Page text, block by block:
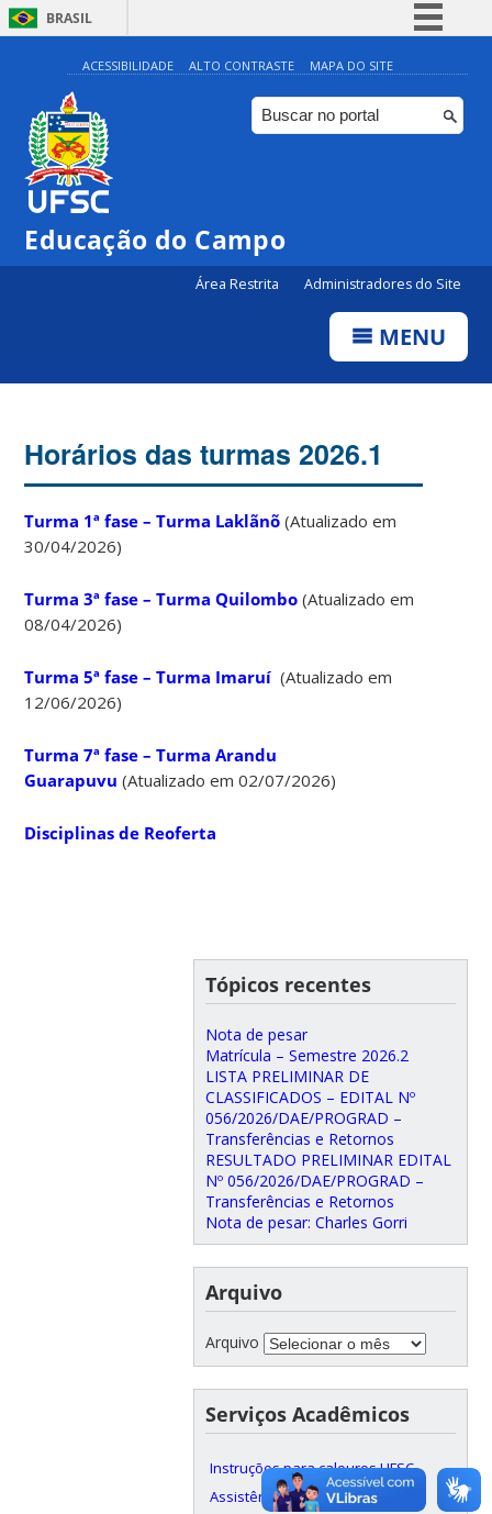
BRASIL
Simplifique!
Comunica BR
Participe
ACESSIBILIDADE ALTO CONTRASTE MAPA DO SITE
Educação do Campo
Área Restrita Administradores do Site
MENU
Horários das turmas 2026.1
Turma 1ª fase – Turma Laklãnõ(Atualizado em
30/04/2026)
Turma 3ª fase – Turma Quilombo (Atualizado em
08/04/2026)
Turma 5ª fase – Turma Imaruí (Atualizado em
12/06/2026)
Turma 7ª fase – Turma Arandu
Guarapuvu (Atualizado em 02/07/2026)
Disciplinas de Reoferta
Tópicos recentes
Nota de pesar
Matrícula – Semestre 2026.2
LISTA PRELIMINAR DE
CLASSIFICADOS – EDITAL Nº
056/2026/DAE/PROGRAD –
Transferências e Retornos
RESULTADO PRELIMINAR EDITAL
Nº 056/2026/DAE/PROGRAD –
Transferências e Retornos
Nota de pesar: Charles Gorri
Arquivo
Arquivo
Serviços Acadêmicos
Instruções para calouros UFSC
Assistência Estudantil (PRAE)